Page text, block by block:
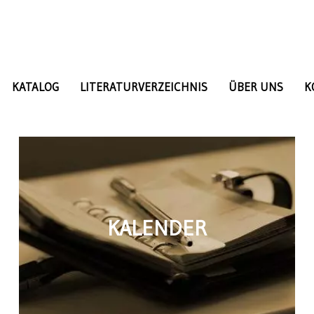
KATALOG LITERATURVERZEICHNIS ÜBER UNS
KALENDER